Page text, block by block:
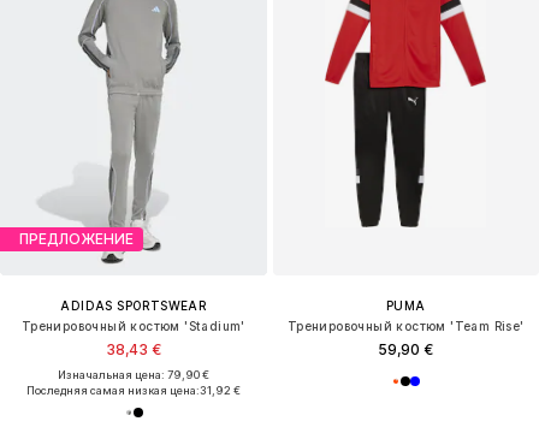
ПРЕДЛОЖЕНИЕ
ADIDAS SPORTSWEAR
Тренировочный костюм 'Stadium'
38,43 €
Изначальная цена: 79,90 €
Последняя самая низкая цена:31,92 €
PUMA
Тренировочный костюм 'Team Rise'
59,90 €